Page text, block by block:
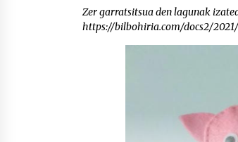
Zer garratsitsua den lagunak
https://bilbohiria.com/docs2/2021/